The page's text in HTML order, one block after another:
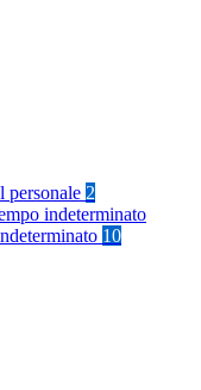
personale 2
indeterminato
10